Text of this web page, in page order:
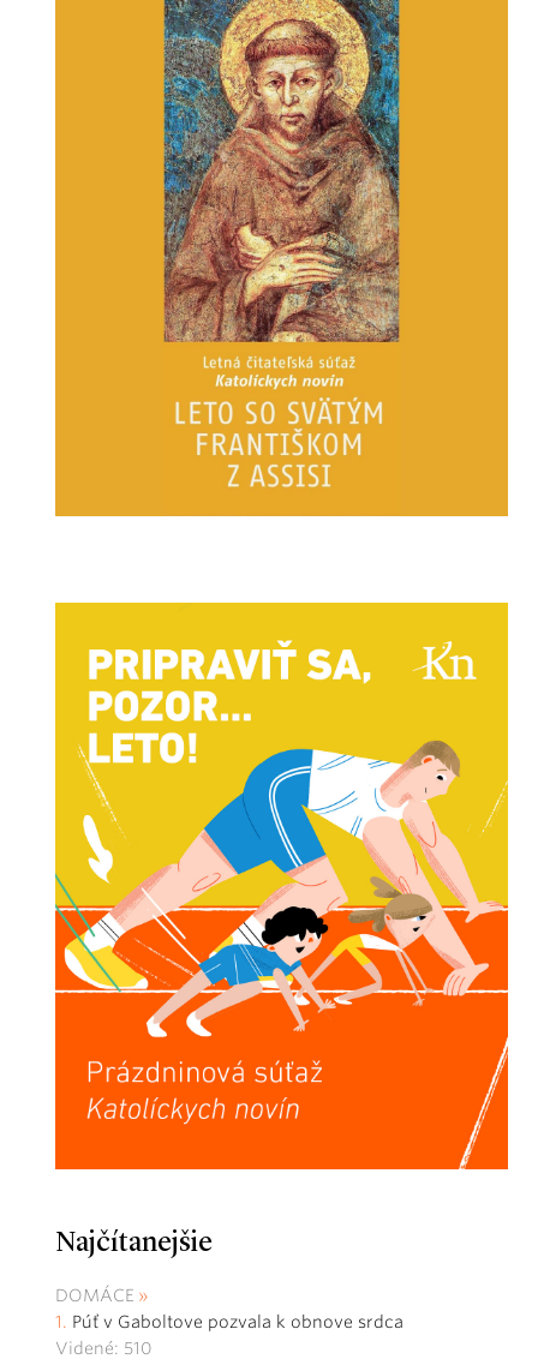
Najčítanejšie
DOMÁCE
Púť v Gaboltove pozvala k obnove srdca
Videné: 510